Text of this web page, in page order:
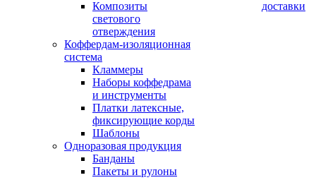
Композиты
светового
отверждения
Коффердам-изоляционная
система
Кламмеры
Наборы коффедрама
и инструменты
Платки латексные,
фиксирующие корды
Шаблоны
Одноразовая продукция
Банданы
Пакеты и рулоны
доставки